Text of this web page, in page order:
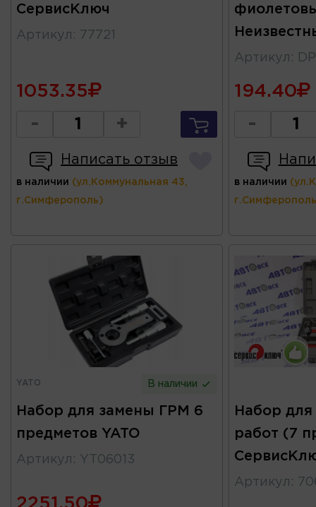
СервисКлюч
Артикул : 77721
1053.35
- +
Написать отзыв
в наличии (ул.Коммунальная 43,
г.Симферополь)
Артикул :
194.40
-
в наличии
YATO В наличии
Набор для замены ГРМ 6
предметов YATO
Артикул : YT06013
Набор
работ (7
Артикул :